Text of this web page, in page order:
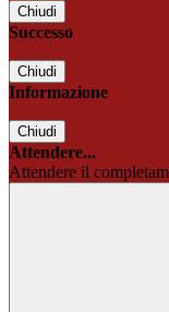
Chiudi
Successo
Chiudi
Informazione
Chiudi
Attendere...
Attendere il